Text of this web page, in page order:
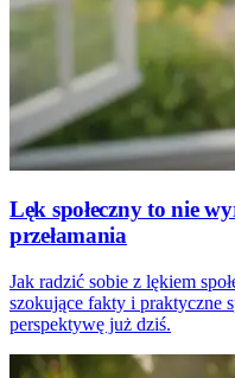
Lęk społeczny to nie
przełamania
Jak radzić sobie z lękiem
szokujące fakty i praktyczne
perspektywę już dziś.